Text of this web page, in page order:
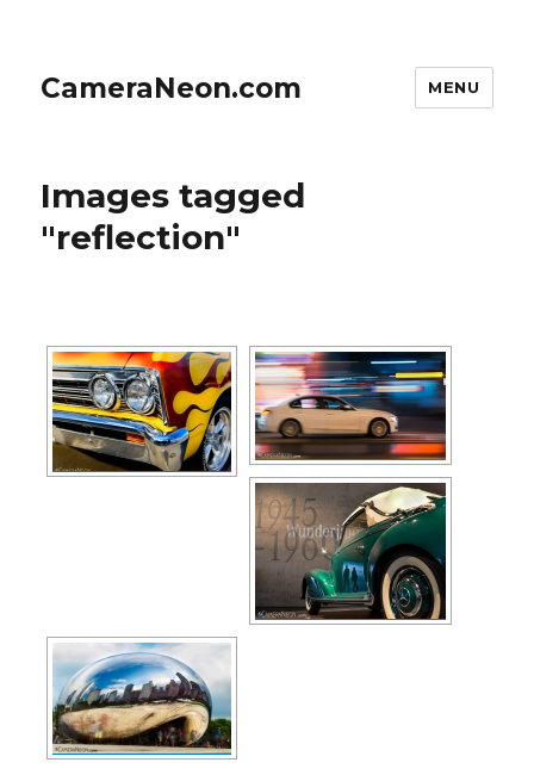
CameraNeon.com MENU
Images tagged
"reflection"